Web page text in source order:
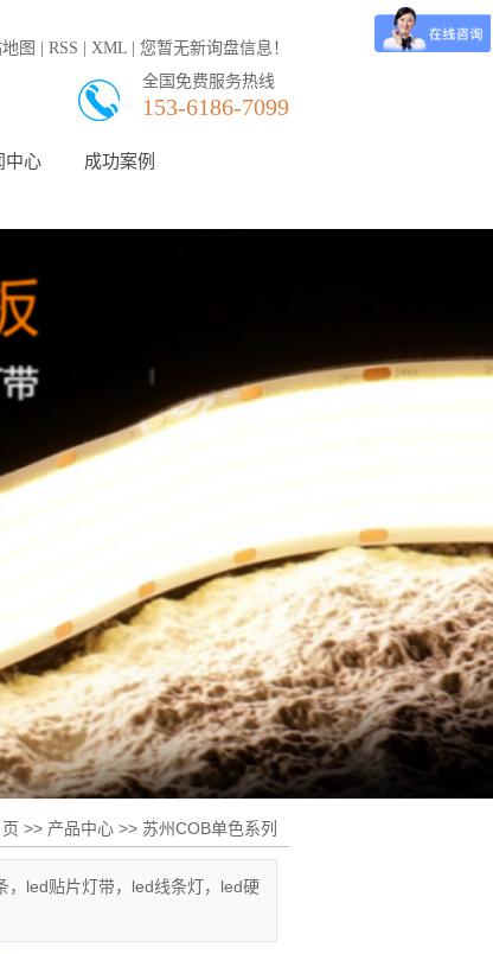
全国免费服务热线
153-6186-7099
图 RSS XML 您暂无新询盘信息！
中心
问题
成功案例
>> 产品中心 >> 苏州COB单色系列
，led贴片灯带，led线条灯，led硬